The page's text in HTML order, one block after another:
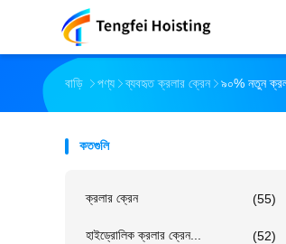
বাড়ি পণ্য ব্যবহৃত ক্রলার ক্রেন ৯০% নতুন
কতগুলি
ক্রলার ক্রেন (55)
হাইড্রোলিক ক্রলার ক্রেন... (52)